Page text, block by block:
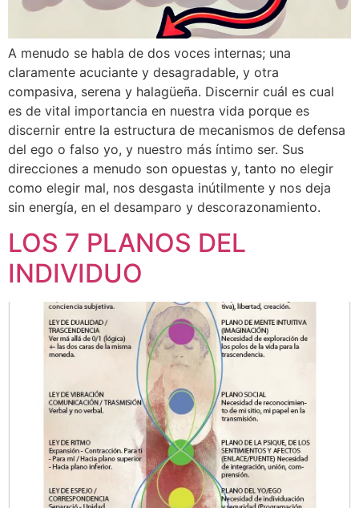
A menudo se habla de dos voces internas; una
claramente acuciante y desagradable, y otra
compasiva, serena y halagüeña. Discernir cuál es cual
es de vital importancia en nuestra vida porque es
discernir entre la estructura de mecanismos de defensa
del ego o falso yo, y nuestro más íntimo ser. Sus
direcciones a menudo son opuestas y, tanto no elegir
como elegir mal, nos desgasta inútilmente y nos deja
sin energía, en el desamparo y descorazonamiento.
LOS 7 PLANOS DEL
INDIVIDUO